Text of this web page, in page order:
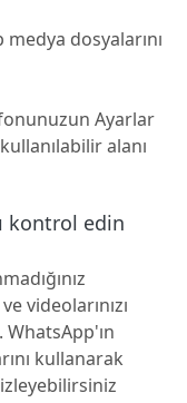
dosyalarını
Ayarlar
alanı
videolarınızı
WhatsApp'ın
kullanarak